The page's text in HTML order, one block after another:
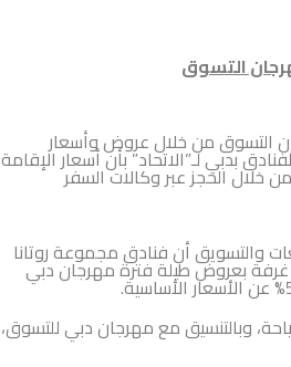
فعاليات مهرجان التسوق من خلال عروض وأسعار
الفنادق بدبي لـ”الاتحاد” بأن أسعار الإقامة
الذي ينطلق 28 يناير الجاري تتم من خلال الحجز عبر وكالات السفر
والتسويق أن فنادق مجموعة روتانا
والإمارات الشمالية تدخل لأول مرة من خلال 11 فندقاً بطاقة 3300 غرفة بعروض طيلة فترة مهرجان دبي
وبالتنسيق مع مهرجان دبي للتسوق،